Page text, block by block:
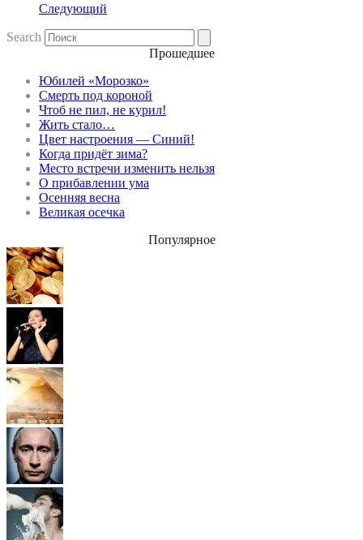
Следующий
Search
Прошедшее
Юбилей «Морозко»
Смерть под короной
Чтоб не пил, не курил!
Жить стало…
Цвет настроения — Синий!
Когда придёт зима?
Место встречи изменить нельзя
О прибавлении ума
Осенняя весна
Великая осечка
Популярное